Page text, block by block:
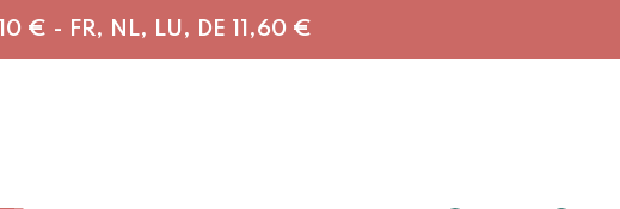
€ - FR, NL, LU, DE 11,60 €